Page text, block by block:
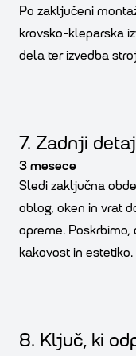
Po zaključeni
krovsko-kleparska
dela ter izvedba
7. Zadnji
3 mesece
Sledi zaključna
oblog, oken in vrat
opreme.
kakovost in estetiko.
8. Ključ, ki